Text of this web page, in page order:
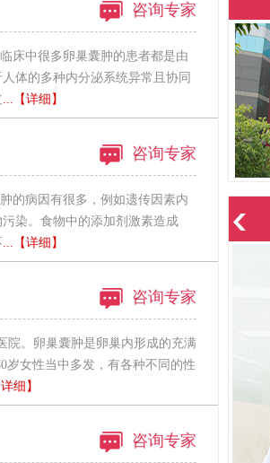
咨询专家
床中很多卵巢囊肿的患者都是由
体的多种内分泌系统异常且协同
...【详细】
咨询专家
的病因有很多，例如遗传因素内
染。食物中的添加剂激素造成
...【详细】
咨询专家
院。卵巢囊肿是卵巢内形成的充满
岁女性当中多发，有各种不同的性
细】
咨询专家